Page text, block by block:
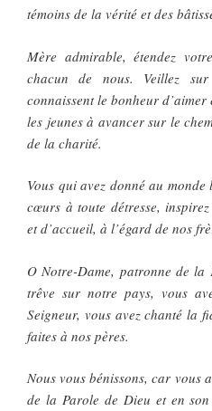
témoins de la vérité et des
Mère admirable, étendez
chacun de nous. Veillez
connaissent le bonheur
les jeunes à avancer sur le
de la charité.
Vous qui avez donné au
cœurs à toute détresse,
et d’accueil, à l’égard de nos
O Notre-Dame, patronne de la
trêve sur notre pays, vous
Seigneur, vous avez chanté la
faites à nos pères.
Nous vous bénissons, car vous
de la Parole de Dieu et en son